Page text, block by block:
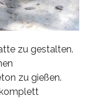
zu gestalten.
zu gießen.